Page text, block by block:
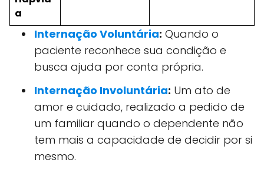
a
Internação Voluntária: Quando o
paciente reconhece sua condição e
busca ajuda por conta própria.
Internação Involuntária: Um ato de
amor e cuidado, realizado a pedido de
um familiar quando o dependente não
tem mais a capacidade de decidir por si
mesmo.